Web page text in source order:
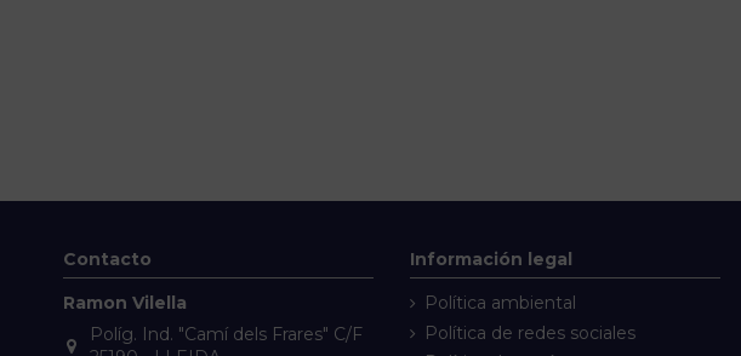
Contacto
Ramon Vilella
Políg. Ind. "Camí dels Frares" C/F
Información legal
Política ambiental
Política de redes sociales